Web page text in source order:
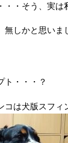
・そう、実は
無しかと思いま
ト・・・？
コは犬版スフィ